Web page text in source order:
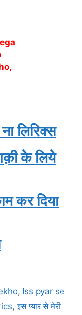
लिरिक्स
के लिये
कर दिया
, Iss pyar se
,इस प्यार से मेरी